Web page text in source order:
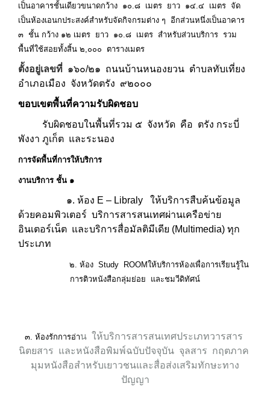
เป็นอาคารชั้นเดียวขนาดกว้าง ๑๐.๘ เมตร ยาว ๑๔.๔ เมตร จัด
เป็นห้องเอนกประสงค์สำหรับจัดกิจกรมต่าง ๆ อีกส่วนหนึ่งเป็นอาคาร
๓ ชั้น กว้าง ๑๒ เมตร ยาว ๑๐.๘ เมตร สำหรับส่วนบริการ รวม
พื้นที่ใช้สอยทั้งสิ้น ๒,๐๐๐ ตารางเมตร
ตั้งอยู่เลขที่ ๑๖๐/๒๑ ถนนบ้านหนองยวน ตำบลทับเที่ยง
อำเภอเมือง จังหวัดตรัง ๙๒๐๐๐
ขอบเขตพื้นที่ความรับผิดชอบ
รับผิดชอบในพื้นที่รวม ๕ จังหวัด คือ ตรัง กระบี่
พังงา ภูเก็ต และระนอง
การจัดพื้นที่การให้บริการ
งานบริการ ชั้น ๑
๑. ห้อง E – Libraly ให้บริการสืบค้นข้อมูล
ด้วยคอมพิวเตอร์ บริการสารสนเทศผ่านเครือข่าย
อินเตอร์เน็ต และบริการสื่อมัลติมีเดีย (Multimedia) ทุก
ประเภท
๒. ห้อง Study ROOMให้บริการห้องเพื่อการเรียนรู้ใน
การติวหนังสือกลุ่มย่อย และชมวีดิทัศน์
๓. ห้องรักการอ่าน ให้บริการสารสนเทศประเภทวารสาร
นิตยสาร และหนังสือพิมพ์ฉบับปัจจุบัน จุลสาร กฤตภาค
มุมหนังสือสำหรับเยาวชนและสื่อส่งเสริมทักษะทาง
ปัญญา